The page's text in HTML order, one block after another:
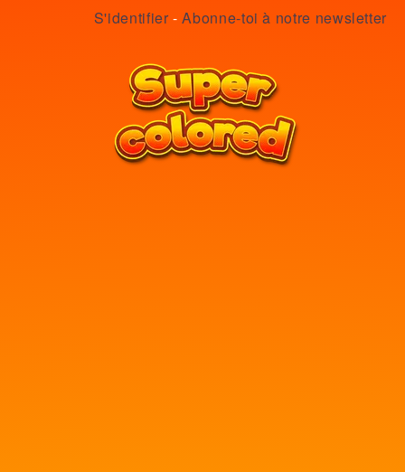
S'identifier -Abonne-toi à notre newsletter